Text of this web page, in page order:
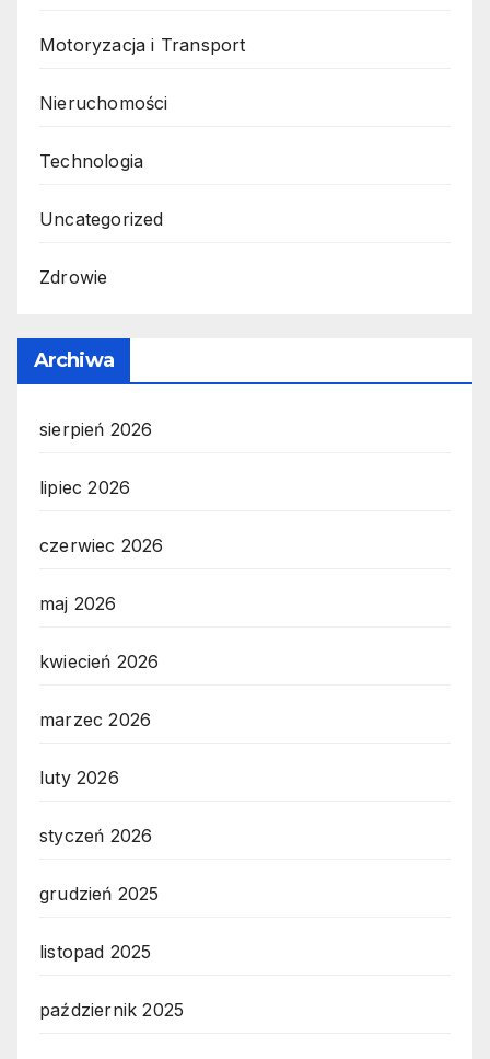
Motoryzacja i Transport
Nieruchomości
Technologia
Uncategorized
Zdrowie
Archiwa
sierpień 2026
lipiec 2026
czerwiec 2026
maj 2026
kwiecień 2026
marzec 2026
luty 2026
styczeń 2026
grudzień 2025
listopad 2025
październik 2025